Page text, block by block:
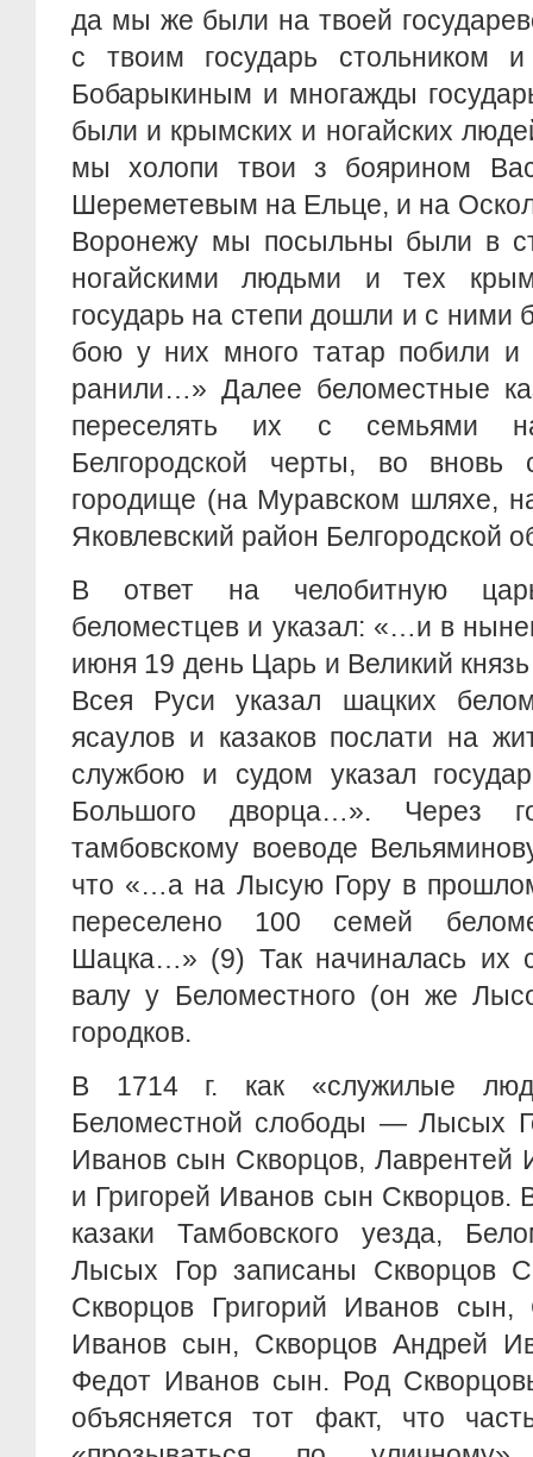
да мы же были на твоей
с твоим государь стольником
Бобарыкиным и многажды
были и крымских и ногайских
мы холопи твои з боярином
Шереметевым на Ельце, и на
Воронежу мы посыльны были в
ногайскими людьми и тех
государь на степи дошли и с ними
бою у них много татар побили и
ранили…» Далее беломестные
переселять их с семьями
Белгородской черты, во вновь
городище (на Муравском шляхе,
Яковлевский район Белгородской
В ответ на челобитную
беломестцев и указал: «…и в
июня 19 день Царь и Великий
Всея Руси указал шацких
ясаулов и казаков послати на
службою и судом указал
Большого дворца…». Через
тамбовскому воеводе
что «…а на Лысую Гору в
переселено 100 семей
Шацка…» (9) Так начиналась их
валу у Беломестного (он же
городков.
В 1714 г. как «служилые
Беломестной слободы — Лысых
Иванов сын Скворцов, Лаврентей
и Григорей Иванов сын Скворцов.
казаки Тамбовского уезда,
Лысых Гор записаны Скворцов
Скворцов Григорий Иванов сын,
Иванов сын, Скворцов Андрей
Федот Иванов сын. Род
объясняется тот факт, что